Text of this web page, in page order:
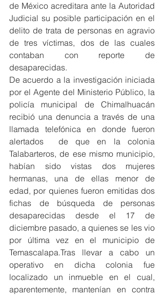
de México acreditara ante la Autoridad
Judicial su posible participación en el
delito de trata de personas en agravio
de tres víctimas, dos de las cuales
contaban con reporte de
desaparecidas.
De acuerdo a la investigación iniciada
por el Agente del Ministerio Público, la
policía municipal de Chimalhuacán
recibió una denuncia a través de una
llamada telefónica en donde fueron
alertados  de que en la colonia
Talabarteros, de ese mismo municipio,
habían sido vistas dos mujeres
hermanas, una de ellas menor de
edad, por quienes fueron emitidas dos
fichas de búsqueda de personas
desaparecidas desde el 17 de
diciembre pasado, a quienes se les vio
por última vez en el municipio de
Temascalapa.Tras llevar a cabo un
operativo en dicha colonia fue
localizado un inmueble en el cual,
aparentemente, mantenían en contra